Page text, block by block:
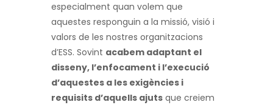
especialment quan volem que
aquestes responguin a la missió, visió i
valors de les nostres organitzacions
d’ESS. Sovint acabem adaptant el
disseny, l’enfocament i l’execució
d’aquestes a les exigències i
requisits d’aquells ajuts que creiem